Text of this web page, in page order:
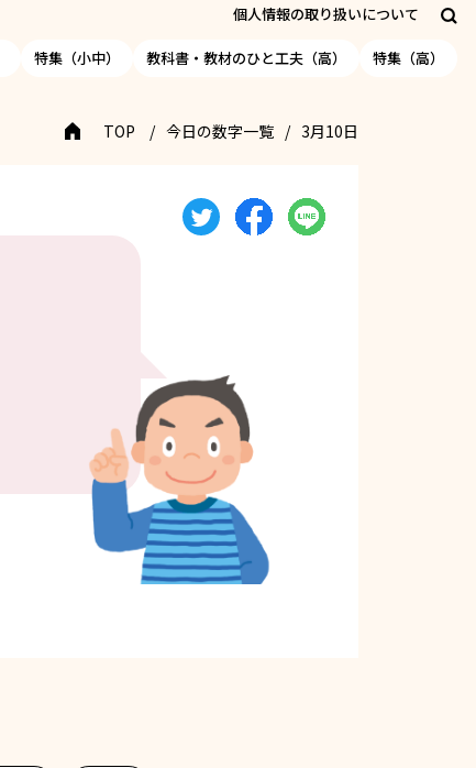
個人情報の取り扱いについて
特集（小中） 教科書・教材のひと工夫（高） 特集（高）
TOP 今日の数字一覧 3月10日